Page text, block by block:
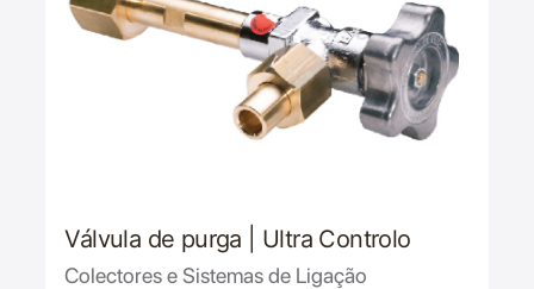
Válvula de purga | Ultra Controlo
Colectores e Sistemas de Ligação